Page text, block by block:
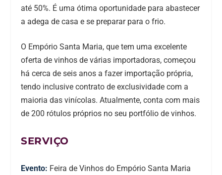
até 50%. É uma ótima oportunidade para abastecer
a adega de casa e se preparar para o frio.
O Empório Santa Maria, que tem uma excelente
oferta de vinhos de várias importadoras, começou
há cerca de seis anos a fazer importação própria,
tendo inclusive contrato de exclusividade com a
maioria das vinícolas. Atualmente, conta com mais
de 200 rótulos próprios no seu portfólio de vinhos.
SERVIÇO
Evento: Feira de Vinhos do Empório Santa Maria